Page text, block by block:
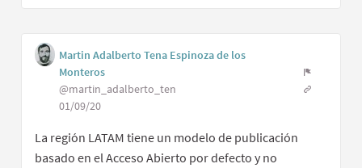
Martin Adalberto Tena Espinoza de los
Monteros
@martin_adalberto_ten
01/09/20
La región LATAM tiene un modelo de publicación
basado en el Acceso Abierto por defecto y no